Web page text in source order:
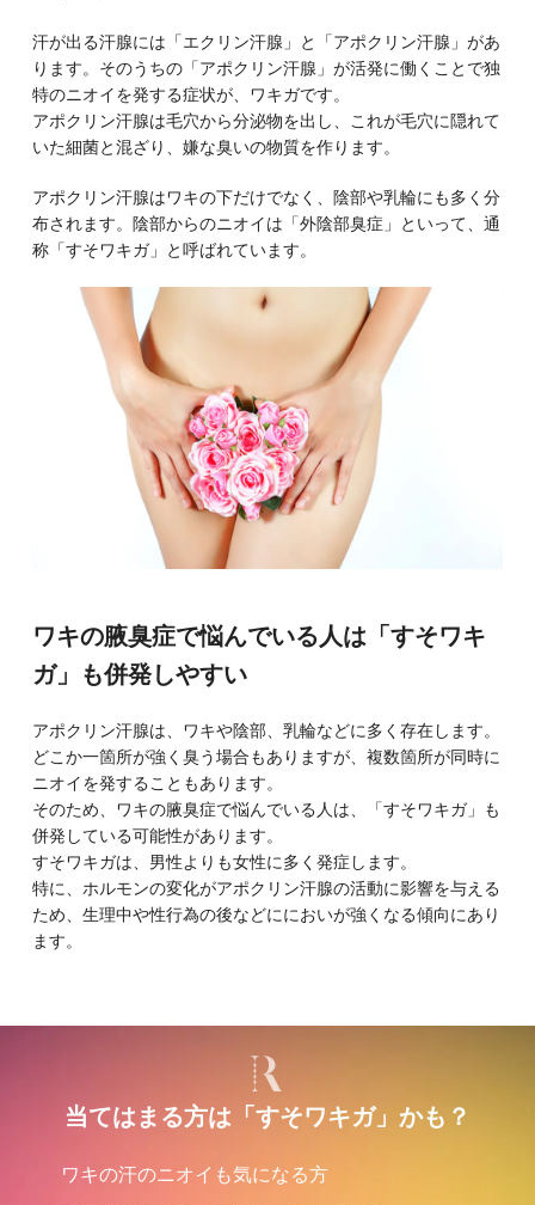
汗が出る汗腺には「エクリン汗腺」と「アポクリン汗腺」があ
ります。そのうちの「アポクリン汗腺」が活発に働くことで独
特のニオイを発する症状が、ワキガです。
アポクリン汗腺は毛穴から分泌物を出し、これが毛穴に隠れて
いた細菌と混ざり、嫌な臭いの物質を作ります。
アポクリン汗腺はワキの下だけでなく、陰部や乳輪にも多く分
布されます。陰部からのニオイは「外陰部臭症」といって、通
称「すそワキガ」と呼ばれています。
ワキの腋臭症で悩んでいる人は「すそワキ
ガ」も併発しやすい
アポクリン汗腺は、ワキや陰部、乳輪などに多く存在します。
どこか一箇所が強く臭う場合もありますが、複数箇所が同時に
ニオイを発することもあります。
そのため、ワキの腋臭症で悩んでいる人は、「すそワキガ」も
併発している可能性があります。
すそワキガは、男性よりも女性に多く発症します。
特に、ホルモンの変化がアポクリン汗腺の活動に影響を与える
ため、生理中や性行為の後などににおいが強くなる傾向にあり
ます。
当てはまる方は「すそワキガ」かも？
ワキの汗のニオイも気になる方